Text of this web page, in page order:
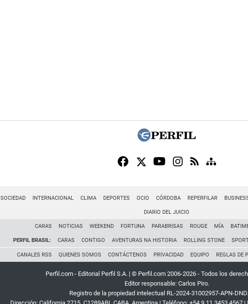
SOCIEDAD INTERNACIONAL CLIMA DEPORTES OCIO CÓRDOBA REPERFILAR
DIARIO DEL JUICIO
CARAS NOTICIAS WEEKEND FORTUNA PARABRISAS ROUGE MÍA
PERFIL BRASIL: CARAS CONTIGO AVENTURAS NA HISTORIA ROLLING STONE
CANALES RSS QUIENES SOMOS CONTÁCTENOS PRIVACIDAD EQUIPO REGLAS DE
Perfil.com - Editorial Perfil S.A. | © Perfil.com 2006-2026 - Todos los
Editor responsable: Carlos Piro.
Registro de la propiedad intelectual RL-2024-31002957-APN-